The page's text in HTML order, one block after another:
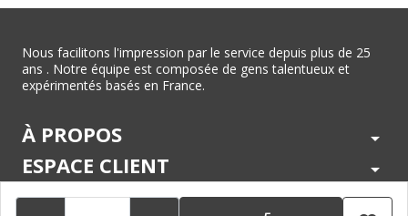
Nous facilitons l'impression par le service depuis plus de 25
ans . Notre équipe est composée de gens talentueux et
expérimentés basés en France.
À PROPOS arrow_drop_down
ESPACE CLIENT arrow_drop_down
CENTRE D'AIDE arrow_drop_down